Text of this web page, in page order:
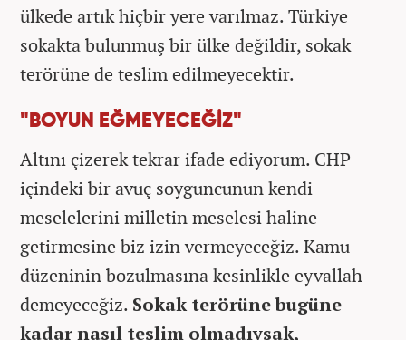
ülkede artık hiçbir yere varılmaz. Türkiye
sokakta bulunmuş bir ülke değildir, sokak
terörüne de teslim edilmeyecektir.
"BOYUN EĞMEYECEĞİZ"
Altını çizerek tekrar ifade ediyorum. CHP
içindeki bir avuç soyguncunun kendi
meselelerini milletin meselesi haline
getirmesine biz izin vermeyeceğiz. Kamu
düzeninin bozulmasına kesinlikle eyvallah
demeyeceğiz. Sokak terörüne bugüne
kadar nasıl teslim olmadıysak,